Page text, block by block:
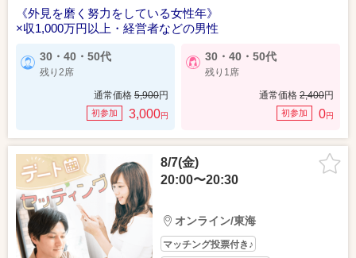
《外見を磨く努力をしている女性年》
×収1,000万円以上・経営者などの男性
30・40・50代
残り2席
通常価格 5,900円
初参加 3,000円
30・40・50代
残り1席
通常価格 2,400円
初参加 0円
8/7(金)
20:00〜20:30
オンライン/東海
マッチング投票付き♪